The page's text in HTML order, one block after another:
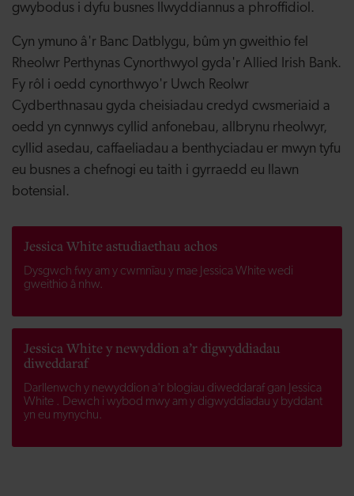
gwybodus i dyfu busnes llwyddiannus a phroffidiol.
Cyn ymuno â'r Banc Datblygu, bûm yn gweithio fel
Rheolwr Perthynas Cynorthwyol gyda'r Allied Irish Bank.
Fy rôl i oedd cynorthwyo'r Uwch Reolwr
Cydberthnasau gyda cheisiadau credyd cwsmeriaid a
oedd yn cynnwys cyllid anfonebau, allbrynu rheolwyr,
cyllid asedau, caffaeliadau a benthyciadau er mwyn tyfu
eu busnes a chefnogi eu taith i gyrraedd eu llawn
botensial.
Jessica White astudiaethau achos
Dysgwch fwy am y cwmnïau y mae Jessica White wedi
gweithio â nhw.
Jessica White y newyddion a’r digwyddiadau
diweddaraf
Darllenwch y newyddion a'r blogiau diweddaraf gan Jessica
White . Dewch i wybod mwy am y digwyddiadau y byddant
yn eu mynychu.